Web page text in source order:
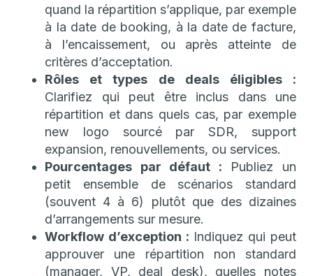
quand la répartition s’applique, par exemple
à la date de booking, à la date de facture,
à l’encaissement, ou après atteinte de
critères d’acceptation.
Rôles et types de deals éligibles :
Clarifiez qui peut être inclus dans une
répartition et dans quels cas, par exemple
new logo sourcé par SDR, support
expansion, renouvellements, ou services.
Pourcentages par défaut : Publiez un
petit ensemble de scénarios standard
(souvent 4 à 6) plutôt que des dizaines
d’arrangements sur mesure.
Workflow d’exception : Indiquez qui peut
approuver une répartition non standard
(manager, VP, deal desk), quelles notes